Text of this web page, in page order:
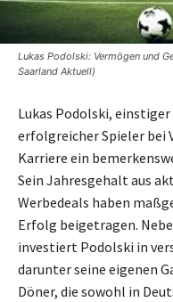
Lukas Podolski: Vermögen und
Saarland Aktuell)
Lukas Podolski, einstiger
erfolgreicher Spieler bei
Karriere ein
Sein Jahresgehalt aus
Werbedeals haben
Erfolg beigetragen.
investiert Podolski in
darunter seine eigenen
Döner, die sowohl in